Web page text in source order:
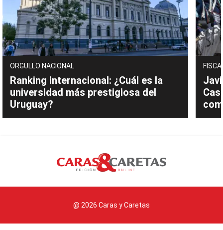
ORGULLO NACIONAL
Ranking internacional: ¿Cuál es la
universidad más prestigiosa del
Uruguay?
@ 2026 Caras y Caretas